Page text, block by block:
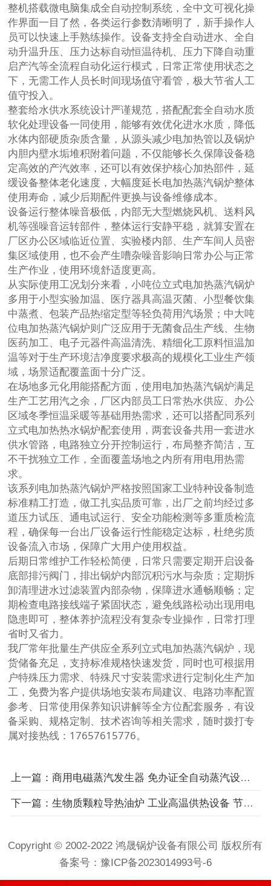
整机搭载微电脑集成全自动控制系统，全中文可视化操
作界面一目了然，各类运行参数清晰明了，新手操作人
员可以快速上手熟练操作。设备支持全自动进水、全自
动升温升压、压力达标自动恒温待机、压力下降自动重
启产汽等全流程自动化运行模式，日常正常使用状态之
下，无需工作人员长时间现场值守看管，极大节省人工
值守投入。
整套给水供水系统设计严谨规范，搭配配套全自动水质
软化处理设备一同使用，能够有效优化进水水质，降低
水体内部硬质杂质含量，从源头减少电加热管以及锅炉
内胆内壁水垢堆积附着问题，不仅能够长久保障设备稳
定高效的产汽效率，还可以有效保护核心加热部件，延
缓设备整体老化速度，大幅度延长电加热蒸汽锅炉整体
使用寿命，减少后期配件更换与设备维修成本。
设备运行整体噪音极低，内部无大型燃烧风机、送料风
机等强噪音运转部件，整体运行安静平稳，就算安置在
厂区办公区域临近位置、实验楼内部、生产车间人员密
集区域使用，也不会产生嘈杂噪音影响日常办公与正常
生产作业，使用环境舒适度更高。
从实际使用工况划分来看，小吨位立式电加热蒸汽锅炉
多用于小型实验加温、医疗器具高温灭菌、小型餐饮集
中蒸煮、包装产品热缩定型等轻负荷用汽场景；中大吨
位电加热蒸汽锅炉则广泛应用于无菌食品生产线、生物
医药加工、电子元器件高温清洗、精细化工原料恒温加
温等对于生产环境洁净度要求极高的规模化工业生产领
域，场景适配覆盖面十分广泛。
在场地多元化用能搭配方面，使用电加热蒸汽锅炉满足
生产工艺用汽之余，厂区内部员工日常热水供应、办公
区域冬季恒温采暖等基础用热需求，还可以搭配同系列
立式电加热热水锅炉配套使用，两套设备共用一套进水
供水管路，电路独立分开控制运行，布局整齐简洁，互
不干扰独立工作，全面覆盖场地之内所有用电用热需
求。
该系列电加热蒸汽锅炉严格按照国家工业特种设备制造
标准精工打造，做工扎实品质可靠，出厂之前均经过多
道压力试压、通电试运行、安全功能检测等多重质检流
程，确保每一台出厂设备运行性能稳定达标，杜绝劣质
设备流入市场，保障广大用户使用权益。
后期日常维护工作轻松简便，日常只需要定期开启设备
底部排污阀门，排出锅炉内部沉积污水与杂质；定期拆
卸清理进水过滤装置内部杂物，保障进水通畅顺畅；定
期检查电路接线端子紧固状态，避免线路松动出现用电
隐患即可，整体养护流程没有复杂专业操作，日常打理
省时又省力。
我厂常年批量生产供应全系列立式电加热蒸汽锅炉，现
货储备充足，支持标准规格快速发货，同时也可根据用
户特殊压力需求、特殊尺寸安装需求进行定制化生产加
工，免费为客户提供场地安装布局建议、电路功率配置
参考、日常使用保养知识讲解等全方位配套服务，有设
备采购、规格定制、技术咨询等相关需求，随时拨打专
属对接热线：17657615776。
上一篇：商用电磁蒸汽发生器 免办证全自动蒸汽设备 小型洁净蒸汽发生器
下一篇：生物质颗粒导热油炉 工业高温供热设备 节能型有机热载体炉
Copyright © 2002-2022 鸿晟锅炉设备有限公司 版权所有
备案号： 豫ICP备2023014993号-6